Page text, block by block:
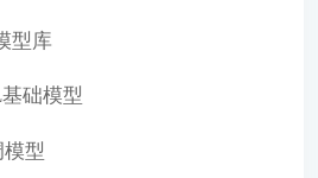
型库
础模型
型